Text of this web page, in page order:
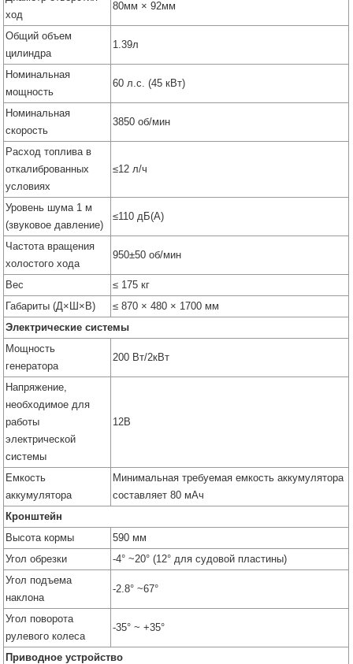
ход
80мм × 92мм
Общий объем
цилиндра
1.39л
Номинальная
мощность
60 л.с. (45 кВт)
Номинальная
скорость
3850 об/мин
Расход топлива в
откалиброванных
условиях
≤12 л/ч
Уровень шума 1 м
(звуковое давление)
≤110 дБ(A)
Частота вращения
холостого хода
950±50 об/мин
Вес
≤ 175 кг
Габариты (Д×Ш×В)
≤ 870 × 480 × 1700 мм
Электрические системы
Мощность
генератора
200 Вт/2кВт
Напряжение,
необходимое для
работы
электрической
системы
12В
Емкость
аккумулятора
Минимальная требуемая емкость аккумулятора
составляет 80 мАч
Кронштейн
Высота кормы
590 мм
Угол обрезки
-4° ~20° (12° для судовой пластины)
Угол подъема
наклона
-2.8° ~67°
Угол поворота
рулевого колеса
-35° ~ +35°
Приводное устройство